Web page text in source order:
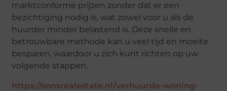
marktconforme prijzen zonder dat er een
bezichtiging nodig is, wat zowel voor u als de
huurder minder belastend is. Deze snelle en
betrouwbare methode kan u veel tijd en moeite
besparen, waardoor u zich kunt richten op uw
volgende stappen.
https://sonsrealestate.nl/verhuurde-woning-